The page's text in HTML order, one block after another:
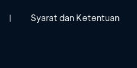
| Syarat dan Ketentuan